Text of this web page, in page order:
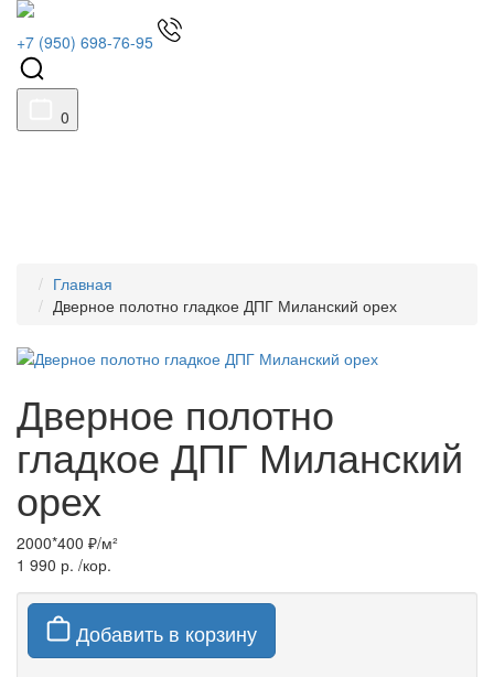
+7 (950) 698-76-95
0
Главная
Дверное полотно гладкое ДПГ Миланский орех
Дверное полотно
гладкое ДПГ Миланский
орех
2000*400 ₽/м²
1 990 р. /кор.
Добавить в корзину